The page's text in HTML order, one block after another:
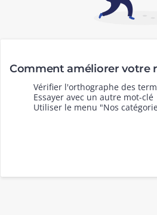
Comment améliorer votre
Vérifier l'orthographe des
Essayer avec un autre mot-clé
Utiliser le menu "Nos